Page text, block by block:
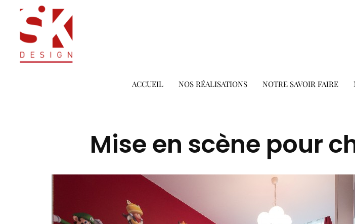
ACCUEIL NOS RÉALISATIONS NOTRE SAVOIR FAIRE
Mise en scène pour